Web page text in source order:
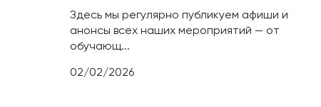
Здесь мы регулярно публикуем афиши и
анонсы всех наших мероприятий — от
обучающ...
02/02/2026